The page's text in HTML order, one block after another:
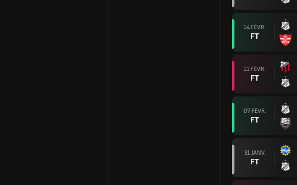
14 FÉVR.
FT
11 FÉVR.
FT
07 FÉVR.
FT
31 JANV.
FT